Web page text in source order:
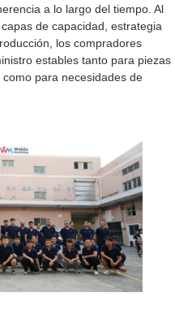
a lo largo del tiempo. Al
de capacidad, estrategia
los compradores
estables tanto para piezas
para necesidades de